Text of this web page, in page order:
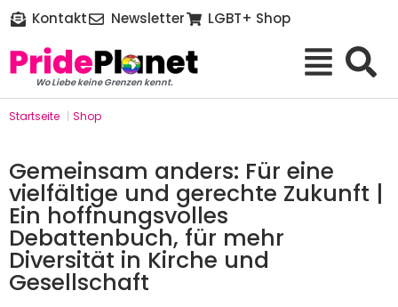
Kontakt Newsletter LGBT+ Shop
Wo Liebe keine Grenzen kennt.
Startseite | Shop
Gemeinsam anders: Für eine
vielfältige und gerechte Zukunft |
Ein hoffnungsvolles
Debattenbuch, für mehr
Diversität in Kirche und
Gesellschaft